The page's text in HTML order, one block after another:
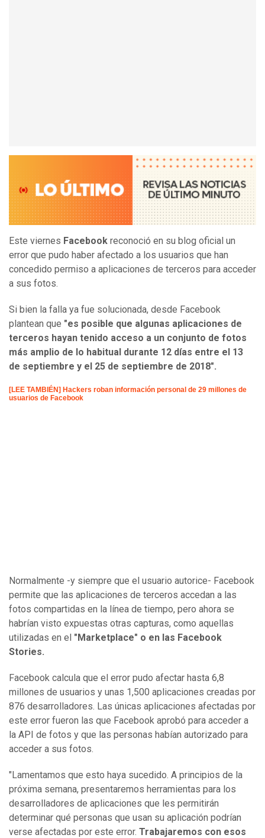
Este viernes Facebook reconoció en su blog oficial un
error que pudo haber afectado a los usuarios que han
concedido permiso a aplicaciones de terceros para acceder
a sus fotos.
Si bien la falla ya fue solucionada, desde Facebook
plantean que "es posible que algunas aplicaciones de
terceros hayan tenido acceso a un conjunto de fotos
más amplio de lo habitual durante 12 días entre el 13
de septiembre y el 25 de septiembre de 2018".
[LEE TAMBIÉN] Hackers roban información personal de 29 millones de
usuarios de Facebook
Normalmente -y siempre que el usuario autorice- Facebook
permite que las aplicaciones de terceros accedan a las
fotos compartidas en la línea de tiempo, pero ahora se
habrían visto expuestas otras capturas, como aquellas
utilizadas en el "Marketplace" o en las Facebook
Stories.
Facebook calcula que el error pudo afectar hasta 6,8
millones de usuarios y unas 1,500 aplicaciones creadas por
876 desarrolladores. Las únicas aplicaciones afectadas por
este error fueron las que Facebook aprobó para acceder a
la API de fotos y que las personas habían autorizado para
acceder a sus fotos.
"Lamentamos que esto haya sucedido. A principios de la
próxima semana, presentaremos herramientas para los
desarrolladores de aplicaciones que les permitirán
determinar qué personas que usan su aplicación podrían
verse afectadas por este error. Trabajaremos con esos